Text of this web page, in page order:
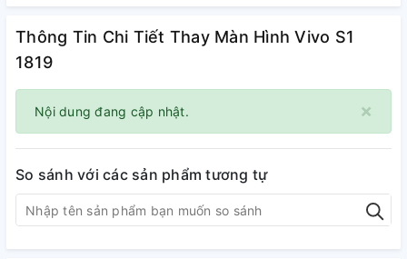
Thông Tin Chi Tiết Thay Màn Hình Vivo S1
1819
×
Nội dung đang cập nhật.
So sánh với các sản phẩm tương tự